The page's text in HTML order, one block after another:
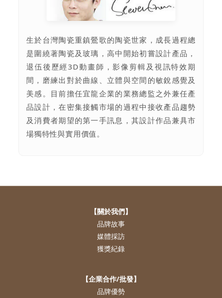
生於台灣陶瓷重鎮鶯歌的陶瓷世家，成長過程總
是圍繞著陶瓷及玻璃，高中開始初嘗設計產品，
退伍後歷經3D動畫師，影像剪輯及視訊特效期
間，磨練出對於曲線、立體與空間的敏銳感覺及
美感。目前擔任宜龍企業的業務總監之外兼任產
品設計，在密集接觸市場的過程中接收產品趨勢
及消費者期望的第一手訊息，其設計作品兼具市
場獨特性與實用價值。
【關於我們】
品牌故事
媒體採訪
獲獎紀錄
【企業合作/批發】
品牌優勢